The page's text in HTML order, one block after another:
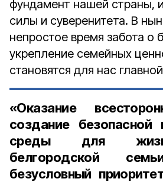
фундамент нашей страны,
силы и суверенитета. В
непростое время забота о
укрепление семейных
становятся для нас
«Оказание
создание
среды для
белгородской
безусловный